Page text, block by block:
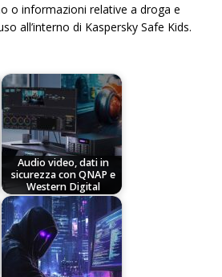
o informazioni relative a droga e
all’interno di Kaspersky Safe Kids.
Audio video, dati in
sicurezza con QNAP e
Western Digital